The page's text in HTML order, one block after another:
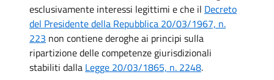
esclusivamente interessi legittimi e che il Decreto
del Presidente della Repubblica 20/03/1967, n.
223 non contiene deroghe ai principi sulla
ripartizione delle competenze giurisdizionali
stabiliti dalla Legge 20/03/1865, n. 2248.